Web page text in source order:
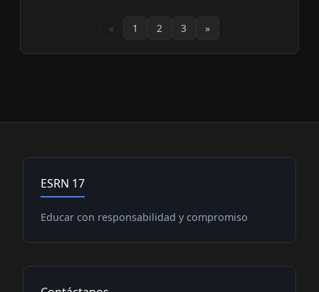
« 1 2 3 »
ESRN 17
Educar con responsabilidad y compromiso